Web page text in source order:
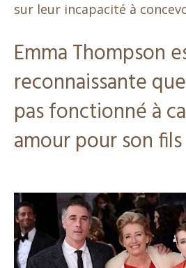
sur leur incapacité à
Emma Thompson
reconnaissante
pas fonctionné à
amour pour son fils